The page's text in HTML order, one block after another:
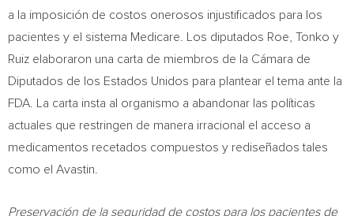
a la imposición de costos onerosos injustificados para los
pacientes y el sistema Medicare. Los diputados Roe, Tonko y
Ruiz elaboraron una carta de miembros de la Cámara de
Diputados de los Estados Unidos para plantear el tema ante la
FDA. La carta insta al organismo a abandonar las políticas
actuales que restringen de manera irracional el acceso a
medicamentos recetados compuestos y rediseñados tales
como el Avastin.
Preservación de la seguridad de costos para los pacientes de